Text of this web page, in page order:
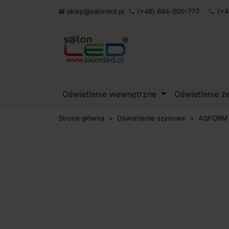
 sklep@salonled.pl phone (+48) 694-000-777 phone
Oświetlenie wewnętrzne Oświetlenie
Strona główna Oświetlenie szynowe